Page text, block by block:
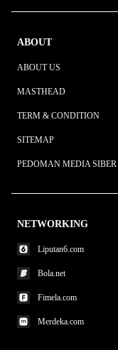
ABOUT
ABOUT US
MASTHEAD
TERM & CONDITION
SITEMAP
PEDOMAN MEDIA SIBER
NETWORKING
Liputan6.com
Bola.net
Fimela.com
Merdeka.com